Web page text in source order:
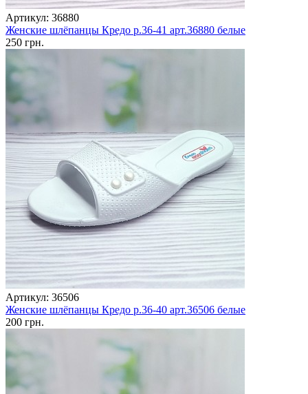
Артикул: 36880
Женские шлёпанцы Кредо р.36-41 арт.36880 белые
250 грн.
Артикул: 36506
Женские шлёпанцы Кредо р.36-40 арт.36506 белые
200 грн.